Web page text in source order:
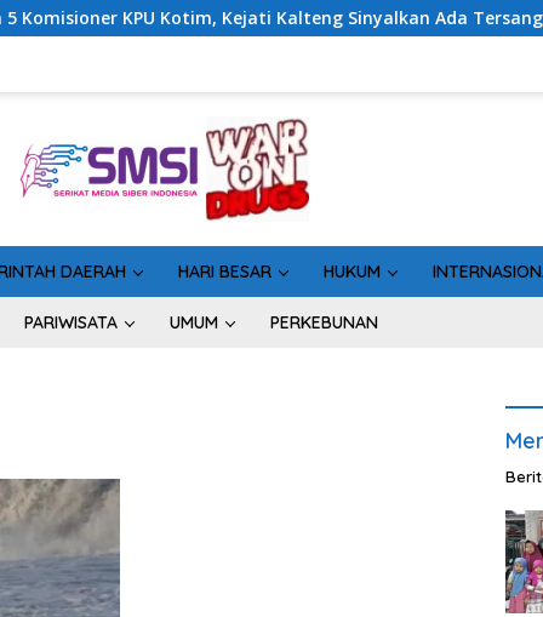
Kotim, Kejati Kalteng Sinyalkan Ada Tersangka Baru di
DAERAH HARI BESAR HUKUM
PARIWISATA UMUM PERKEBUNAN